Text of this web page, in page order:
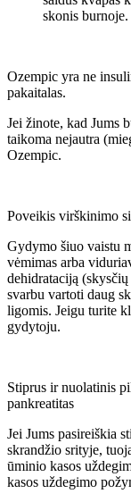
skonis burnoje.
Ozempic yra ne
pakaitalas.
Jei žinote, kad Jums
taikoma nejautra
Ozempic.
Poveikis virškinimo
Gydymo šiuo vaistu
vėmimas arba
dehidrataciją
svarbu vartoti daug
ligomis. Jeigu turite
gydytoju.
Stiprus ir nuolatinis
pankreatitas
Jei Jums pasireiškia
skrandžio srityje,
ūminio kasos
kasos uždegimo